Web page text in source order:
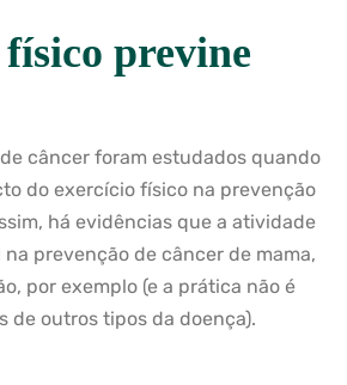
previne
câncer foram estudados quando
do exercício físico na prevenção
há evidências que a atividade
prevenção de câncer de mama,
por exemplo (e a prática não é
de outros tipos da doença).